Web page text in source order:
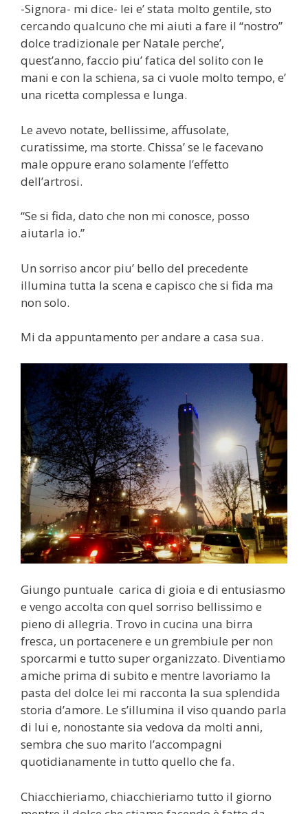
-Signora- mi dice- lei e’ stata molto gentile, sto
cercando qualcuno che mi aiuti a fare il “nostro”
dolce tradizionale per Natale perche’,
quest’anno, faccio piu’ fatica del solito con le
mani e con la schiena, sa ci vuole molto tempo, e’
una ricetta complessa e lunga.
Le avevo notate, bellissime, affusolate,
curatissime, ma storte. Chissa’ se le facevano
male oppure erano solamente l’effetto
dell’artrosi.
“Se si fida, dato che non mi conosce, posso
aiutarla io.”
Un sorriso ancor piu’ bello del precedente
illumina tutta la scena e capisco che si fida ma
non solo.
Mi da appuntamento per andare a casa sua.
Giungo puntuale carica di gioia e di entusiasmo
e vengo accolta con quel sorriso bellissimo e
pieno di allegria. Trovo in cucina una birra
fresca, un portacenere e un grembiule per non
sporcarmi e tutto super organizzato. Diventiamo
amiche prima di subito e mentre lavoriamo la
pasta del dolce lei mi racconta la sua splendida
storia d’amore. Le s’illumina il viso quando parla
di lui e, nonostante sia vedova da molti anni,
sembra che suo marito l’accompagni
quotidianamente in tutto quello che fa.
Chiacchieriamo, chiacchieriamo tutto il giorno